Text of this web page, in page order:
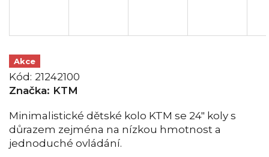
Akce
Kód: 21242100
Značka: KTM
Minimalistické dětské kolo KTM se 24" koly s
důrazem zejména na nízkou hmotnost a
jednoduché ovládání.